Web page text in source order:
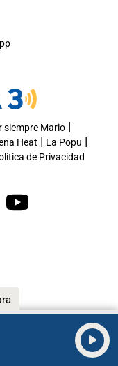
siempre Mario|
Heat | La Popu |
de Privacidad